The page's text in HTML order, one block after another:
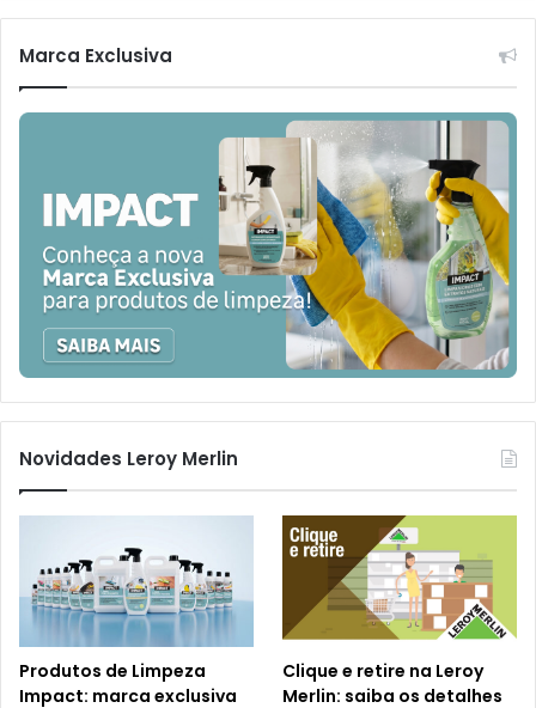
Marca Exclusiva
Novidades Leroy Merlin
Produtos de Limpeza
Impact: marca exclusiva
Clique e retire na Leroy
Merlin: saiba os detalhes